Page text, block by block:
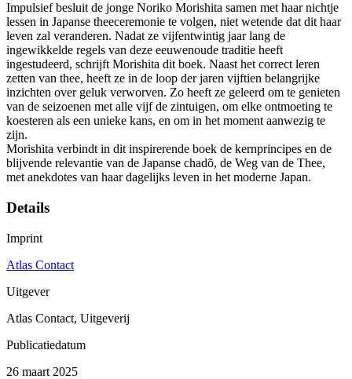
Impulsief besluit de jonge Noriko Morishita samen met haar nichtje
lessen in Japanse theeceremonie te volgen, niet wetende dat dit haar
leven zal veranderen. Nadat ze vijfentwintig jaar lang de
ingewikkelde regels van deze eeuwenoude traditie heeft
ingestudeerd, schrijft Morishita dit boek. Naast het correct leren
zetten van thee, heeft ze in de loop der jaren vijftien belangrijke
inzichten over geluk verworven. Zo heeft ze geleerd om te genieten
van de seizoenen met alle vijf de zintuigen, om elke ontmoeting te
koesteren als een unieke kans, en om in het moment aanwezig te
zijn.
Morishita verbindt in dit inspirerende boek de kernprincipes en de
blijvende relevantie van de Japanse chadõ, de Weg van de Thee,
met anekdotes van haar dagelijks leven in het moderne Japan.
Details
Imprint
Atlas Contact
Uitgever
Atlas Contact, Uitgeverij
Publicatiedatum
26 maart 2025